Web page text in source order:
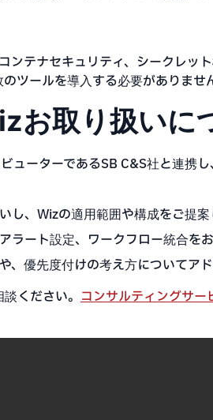
テナセキュリティ、シークレッ
ツールを導入する必要がありませ
お取り扱いに
ューターであるSB C&S社と連携
し、Wizの適用範囲や構成をご提
ラート設定、ワークフロー統合を
、優先度付けの考え方についてア
ください。 コンサルティングサー